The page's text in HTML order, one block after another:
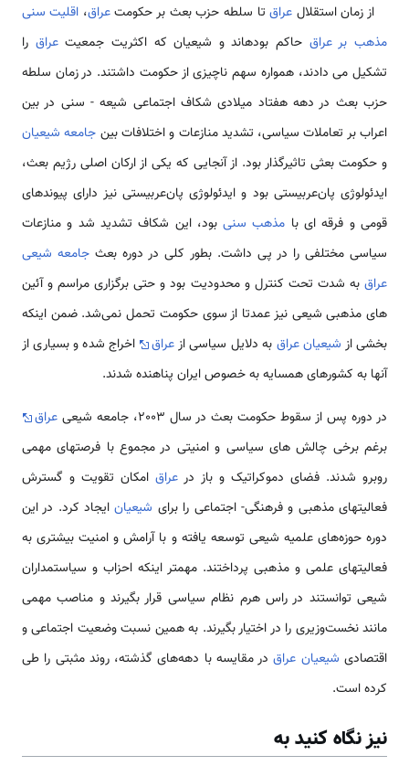
از زمان استقلال عراقتا سلطه حزب بعث بر حکومتعراق، اقلیت سنى
مذهب بر عراق حاکم بوده‏اند و شیعیان که اکثریت جمعیتعراق را
تشکیل مى‏ دادند، همواره سهم ناچیزى از حکومت داشتند. در زمان سلطه
حزب بعث در دهه هفتاد میلادى شکاف اجتماعى شیعه - سنى در بین
اعراب بر تعاملات سیاسى، تشدید منازعات و اختلافات بین جامعه شیعیان
و حکومت بعثى تاثیرگذار بود. از آنجایى که یکى از ارکان اصلى رژیم بعث،
ایدئولوژى پان‌عربیستى بود و ایدئولوژى پان‌عربیستى نیز داراى پیوندهاى
قومى و فرقه ‏اى با مذهب سنىبود، این شکاف تشدید شد و منازعات
سیاسى مختلفى را در پی داشت. بطور کلی در دوره بعث جامعه شیعی
عراق به شدت تحت کنترل و محدودیت بود و حتی برگزاری مراسم و آئین
های مذهبی شیعی نیز عمدتا از سوی حکومت تحمل نمی‌شد. ضمن اینکه
بخشی از شیعیان عراق به دلایل سیاسی ازعراق
اخراج شده و بسیاری از
آنها به کشورهای همسایه به خصوص ایران پناهنده شدند.
در دوره پس از سقوط حکومت بعث در سال 2003، جامعه شیعی
عراق
برغم برخی چالش های سیاسی و امنیتی در مجموع با فرصتهای مهمی
روبرو شدند. فضای دموکراتیک و باز در عراقامکان تقویت و گسترش
فعالیتهای مذهبی و فرهنگی- اجتماعی را برای شیعیانایجاد کرد. در این
دوره حوزه‌های علمیه شیعی توسعه یافته و با آرامش و امنیت بیشتری به
فعالیتهای علمی و مذهبی پرداختند. مهمتر اینکه احزاب و سیاستمداران
شیعی توانستند در راس هرم نظام سیاسی قرار بگیرند و مناصب مهمی
مانند نخست‌وزیری را در اختیار بگیرند. به همین نسبت وضعیت اجتماعی و
اقتصادی شیعیان عراقدر مقایسه با دهه‌های گذشته، روند مثبتی را طی
کرده است.
نیز نگاه کنید به